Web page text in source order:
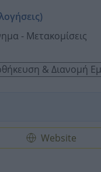
- Μετακομίσεις
& Διανομή
Website